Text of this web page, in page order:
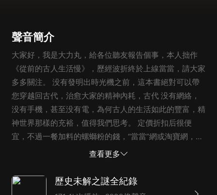
聲音簡介
大家好，我是大力丸，給各位聽友報告個事，本人拙作
《從前的古人生活慢》，歷經波折終於上線當當，請大家
多多關注。 没有發明出時光機之前，這本書絕對可以帶
您穿越回古代，治愈大家的精神內耗，古代 没有網絡，
没有手機，甚至没有電，為何古人的生活如此的豐富，精
神世界那樣的充裕，值得我們思考。 定價折扣后很便
宜，不過一餐加料的螺螄粉的錢，“當當”網或淘寶網，搜
書名《古人的生活慢》，下單購買后，即刻開始一場沉浸
查看更多
歷史未解之謎全紀錄